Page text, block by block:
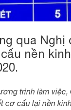
qua Nghị
nền
trình làm việc,
cơ cấu lại nền